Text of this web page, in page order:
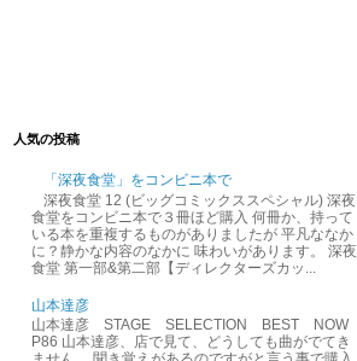
人気の投稿
「深夜食堂」をコンビニ本で
深夜食堂 12 (ビッグコミックススペシャル) 深夜
食堂をコンビニ本で３冊ほど購入 何冊か、持って
いる本を重複するものがありましたが 平凡ななか
に？静かな内容のなかに 味わいがあります。 深夜
食堂 第一部&第二部【ディレクターズカッ...
山本達彦
山本達彦 STAGE SELECTION BEST NOW
P86 山本達彦、店で見て、どうしても曲がでてき